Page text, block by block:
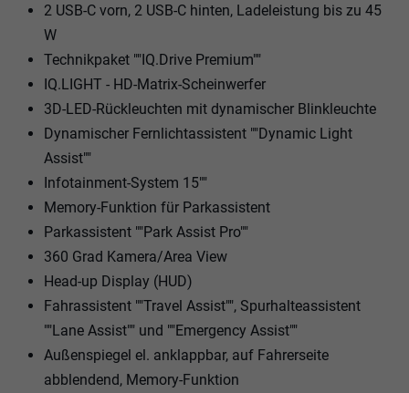
2 USB-C vorn, 2 USB-C hinten, Ladeleistung bis zu 45
W
Technikpaket ""IQ.Drive Premium""
IQ.LIGHT - HD-Matrix-Scheinwerfer
3D-LED-Rückleuchten mit dynamischer Blinkleuchte
Dynamischer Fernlichtassistent ""Dynamic Light
Assist""
Infotainment-System 15""
Memory-Funktion für Parkassistent
Parkassistent ""Park Assist Pro""
360 Grad Kamera/Area View
Head-up Display (HUD)
Fahrassistent ""Travel Assist"", Spurhalteassistent
""Lane Assist"" und ""Emergency Assist""
Außenspiegel el. anklappbar, auf Fahrerseite
abblendend, Memory-Funktion